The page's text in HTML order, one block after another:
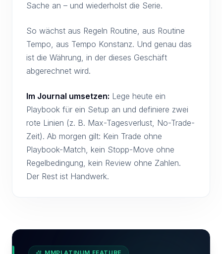
Sache an – und wiederholst die Serie.
So wächst aus Regeln Routine, aus Routine
Tempo, aus Tempo Konstanz. Und genau das
ist die Währung, in der dieses Geschäft
abgerechnet wird.
Im Journal umsetzen: Lege heute ein
Playbook für ein Setup an und definiere zwei
rote Linien (z. B. Max-Tagesverlust, No-Trade-
Zeit). Ab morgen gilt: Kein Trade ohne
Playbook-Match, kein Stopp-Move ohne
Regelbedingung, kein Review ohne Zahlen.
Der Rest ist Handwerk.